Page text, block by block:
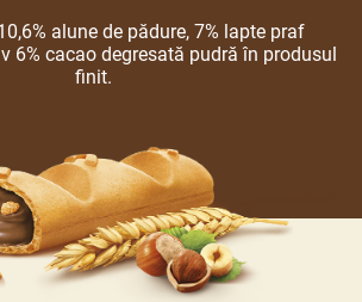
alune de pădure, 7% lapte praf
6% cacao degresată pudră în produsul
finit.